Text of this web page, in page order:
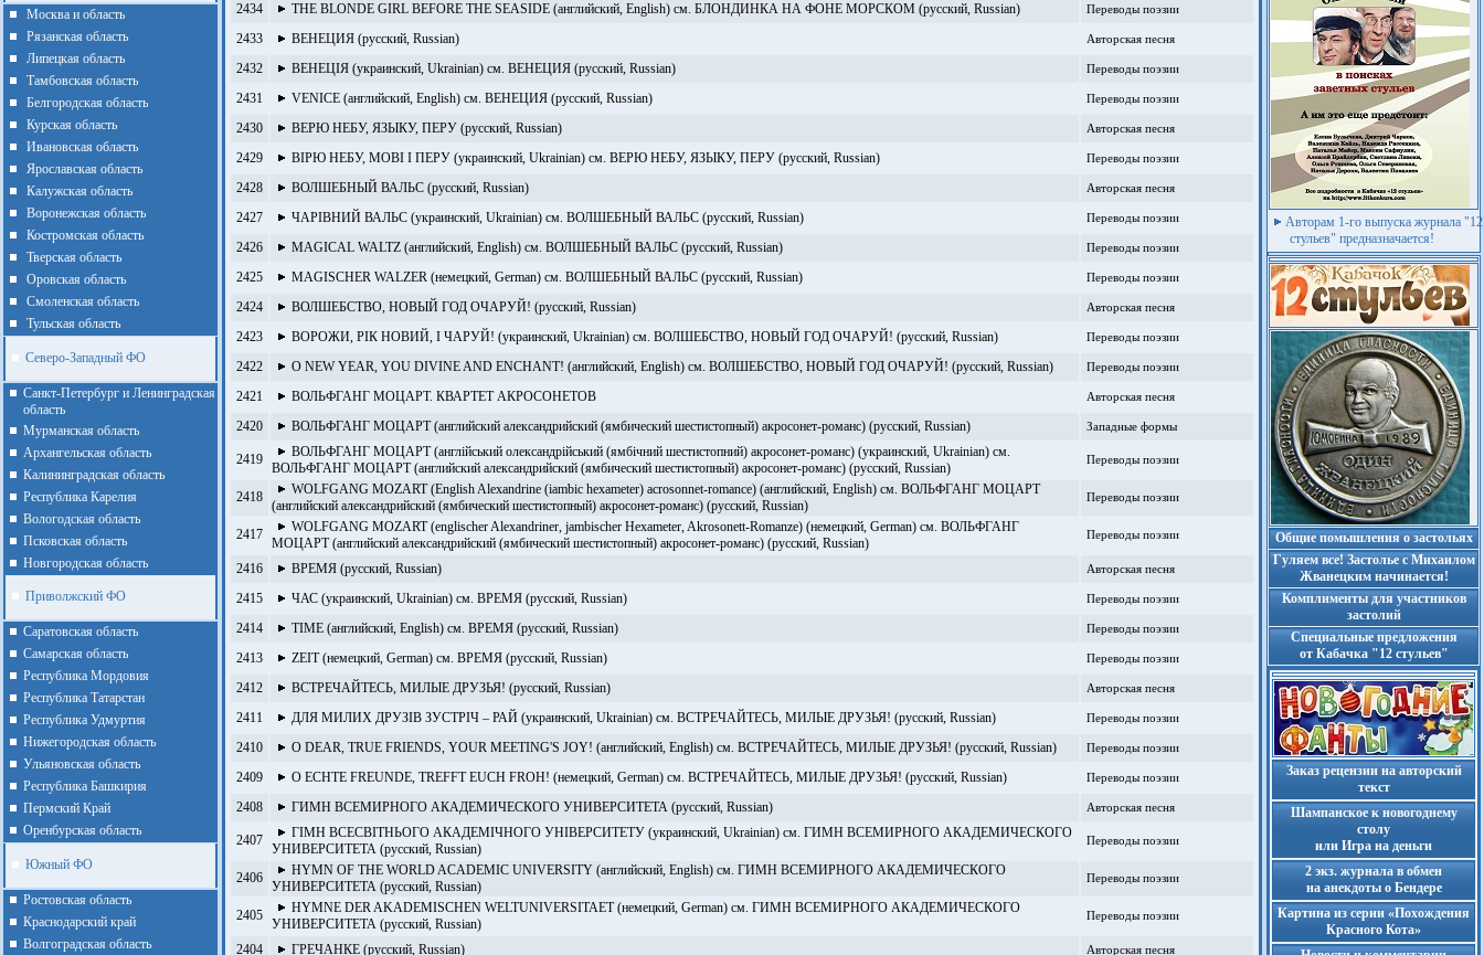
Москва и область
Рязанская область
Липецкая область
Тамбовская область
Белгородская область
Курская область
Ивановская область
Ярославская область
Калужская область
Воронежская область
Костромская область
Тверская область
Оровская область
Смоленская область
Тульская область
Северо-Западный ФО
Санкт-Петербург и Ленинградская
область
Мурманская область
Архангельская область
Калининградская область
Республика Карелия
Вологодская область
Псковская область
Новгородская область
Приволжский ФО
Cаратовская область
Cамарская область
Республика Мордовия
Республика Татарстан
Республика Удмуртия
Нижегородская область
Ульяновская область
Республика Башкирия
Пермский Край
Оренбурская область
Южный ФО
Ростовская область
Краснодарский край
Волгоградская область
2434 THE BLONDE GIRL BEFORE THE SEASIDE (английский, English) см. БЛОНДИНКА НА ФОНЕ МОРСКОМ (русский, Russian) Переводы поэзии
2433 ВЕНЕЦИЯ (русский, Russian) Авторская песня
2432 ВЕНЕЦІЯ (украинский, Ukrainian) см. ВЕНЕЦИЯ (русский, Russian) Переводы поэзии
2431 VENICE (английский, English) см. ВЕНЕЦИЯ (русский, Russian) Переводы поэзии
2430 ВЕРЮ НЕБУ, ЯЗЫКУ, ПЕРУ (русский, Russian) Авторская песня
2429 ВІРЮ НЕБУ, МОВІ І ПЕРУ (украинский, Ukrainian) см. ВЕРЮ НЕБУ, ЯЗЫКУ, ПЕРУ (русский, Russian) Переводы поэзии
2428 ВОЛШЕБНЫЙ ВАЛЬС (русский, Russian) Авторская песня
2427 ЧАРІВНИЙ ВАЛЬС (украинский, Ukrainian) см. ВОЛШЕБНЫЙ ВАЛЬС (русский, Russian) Переводы поэзии
2426 MAGICAL WALTZ (английский, English) см. ВОЛШЕБНЫЙ ВАЛЬС (русский, Russian) Переводы поэзии
2425 MAGISCHER WALZER (немецкий, German) см. ВОЛШЕБНЫЙ ВАЛЬС (русский, Russian) Переводы поэзии
2424 ВОЛШЕБСТВО, НОВЫЙ ГОД ОЧАРУЙ! (русский, Russian) Авторская песня
2423 ВОРОЖИ, РІК НОВИЙ, І ЧАРУЙ! (украинский, Ukrainian) см. ВОЛШЕБСТВО, НОВЫЙ ГОД ОЧАРУЙ! (русский, Russian) Переводы поэзии
2422 O NEW YEAR, YOU DIVINE AND ENCHANT! (английский, English) см. ВОЛШЕБСТВО, НОВЫЙ ГОД ОЧАРУЙ! (русский, Russian) Переводы поэзии
2421 ВОЛЬФГАНГ МОЦАРТ. КВАРТЕТ АКРОСОНЕТОВ Авторская песня
2420 ВОЛЬФГАНГ МОЦАРТ (английский александрийский (ямбический шестистопный) акросонет-романс) (русский, Russian) Западные формы
2419
ВОЛЬФГАНГ МОЦАРТ (англійський олександрійський (ямбічний шестистопний) акросонет-романс) (украинский, Ukrainian) см.
ВОЛЬФГАНГ МОЦАРТ (английский александрийский (ямбический шестистопный) акросонет-романс) (русский, Russian)
Переводы поэзии
2418
WOLFGANG MOZART (English Alexandrine (iambic hexameter) acrosonnet-romance) (английский, English) см. ВОЛЬФГАНГ МОЦАРТ
(английский александрийский (ямбический шестистопный) акросонет-романс) (русский, Russian)
Переводы поэзии
2417
WOLFGANG MOZART (englischer Alexandriner, jambischer Hexameter, Akrosonett-Romanze) (немецкий, German) см. ВОЛЬФГАНГ
МОЦАРТ (английский александрийский (ямбический шестистопный) акросонет-романс) (русский, Russian)
Переводы поэзии
2416 ВРЕМЯ (русский, Russian) Авторская песня
2415 ЧАС (украинский, Ukrainian) см. ВРЕМЯ (русский, Russian) Переводы поэзии
2414 TIME (английский, English) см. ВРЕМЯ (русский, Russian) Переводы поэзии
2413 ZEIT (немецкий, German) см. ВРЕМЯ (русский, Russian) Переводы поэзии
2412 ВСТРЕЧАЙТЕСЬ, МИЛЫЕ ДРУЗЬЯ! (русский, Russian) Авторская песня
2411 ДЛЯ МИЛИХ ДРУЗІВ ЗУСТРІЧ – РАЙ (украинский, Ukrainian) см. ВСТРЕЧАЙТЕСЬ, МИЛЫЕ ДРУЗЬЯ! (русский, Russian) Переводы поэзии
2410 O DEAR, TRUE FRIENDS, YOUR MEETING'S JOY! (английский, English) см. ВСТРЕЧАЙТЕСЬ, МИЛЫЕ ДРУЗЬЯ! (русский, Russian) Переводы поэзии
2409 O ECHTE FREUNDE, TREFFT EUCH FROH! (немецкий, German) см. ВСТРЕЧАЙТЕСЬ, МИЛЫЕ ДРУЗЬЯ! (русский, Russian) Переводы поэзии
2408 ГИМН ВСЕМИРНОГО АКАДЕМИЧЕСКОГО УНИВЕРСИТЕТА (русский, Russian) Авторская песня
2407
ГІМН ВСЕСВІТНЬОГО АКАДЕМІЧНОГО УНІВЕРСИТЕТУ (украинский, Ukrainian) см. ГИМН ВСЕМИРНОГО АКАДЕМИЧЕСКОГО
УНИВЕРСИТЕТА (русский, Russian)
Переводы поэзии
2406
HYMN OF THE WORLD ACADEMIC UNIVERSITY (английский, English) см. ГИМН ВСЕМИРНОГО АКАДЕМИЧЕСКОГО
УНИВЕРСИТЕТА (русский, Russian)
Переводы поэзии
2405
HYMNE DER AKADEMISCHEN WELTUNIVERSITAET (немецкий, German) см. ГИМН ВСЕМИРНОГО АКАДЕМИЧЕСКОГО
УНИВЕРСИТЕТА (русский, Russian)
Переводы поэзии
2404 ГРЕЧАНКЕ (русский, Russian) Авторская песня
Авторам 1-го выпуска журнала "12
стульев" предназначается!
Общие помышления о застольях
Гуляем все! Застолье с Михаилом
Жванецким начинается!
Комплименты для участников
застолий
Cпециальные предложения
от Кабачка "12 стульев"
Заказ рецензии на авторский
текст
Шампанское к новогоднему
столу
или Игра на деньги
2 экз. журнала в обмен
на анекдоты о Бендере
Картина из серии «Похождения
Красного Кота»